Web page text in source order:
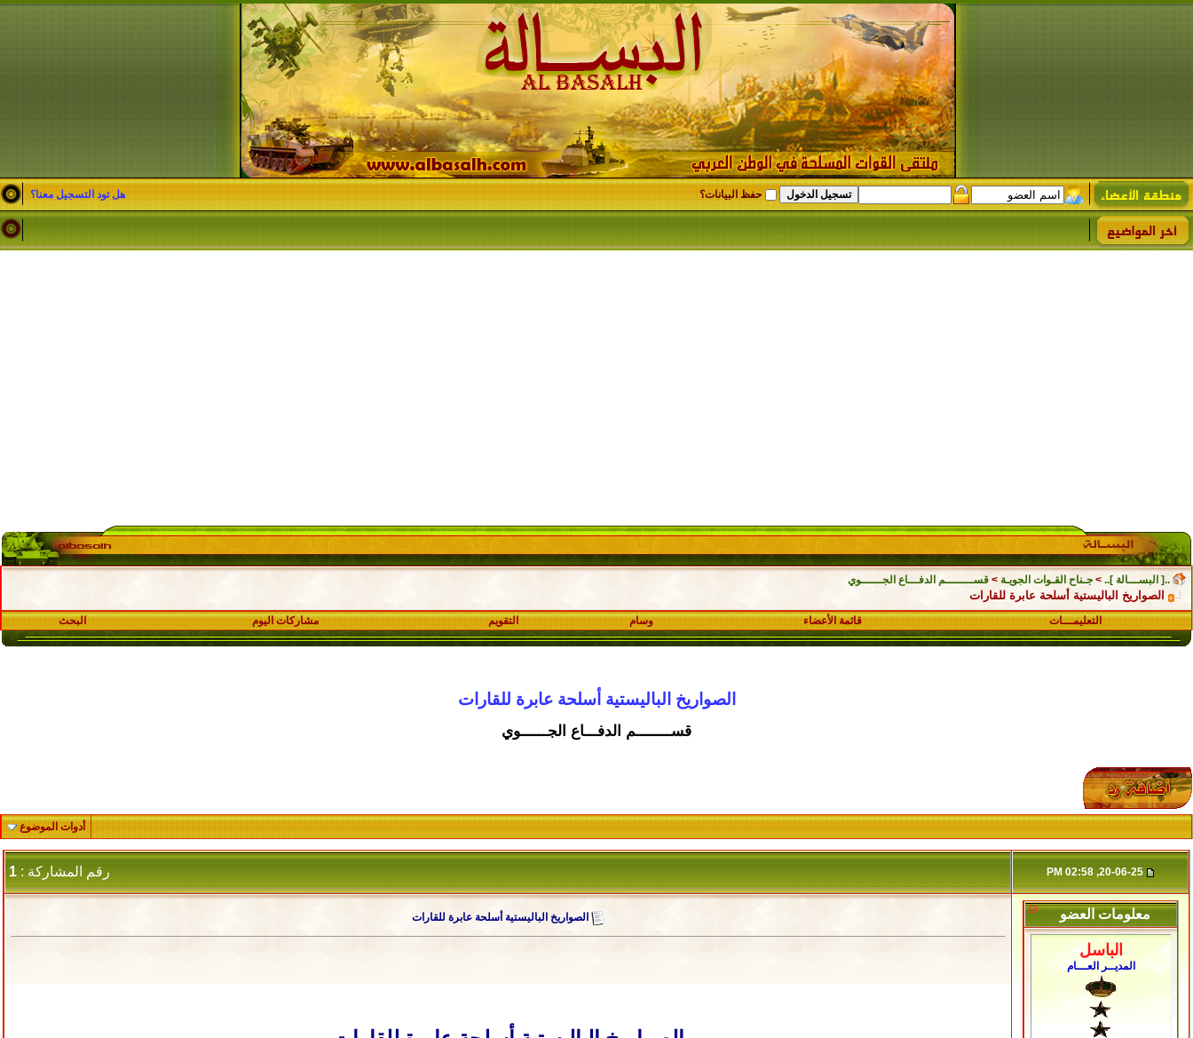
حفظ البيانات؟ هل تود التسجيل معنا؟
..[ البســـالة ].. > جـناح القـوات الجويـة > قســــــــم الدفـــاع الجــــــوي
الصواريخ الباليستية أسلحة عابرة للقارات
التعليمـــات قائمة الأعضاء وسام التقويم مشاركات اليوم البحث
الصواريخ الباليستية أسلحة عابرة للقارات
قســــــــم الدفـــاع الجــــــوي
أدوات الموضوع
20-06-25, 02:58 PM رقم المشاركة : 1
معلومات العضو
الباسل
المديــر العـــام
الصواريخ الباليستية أسلحة عابرة للقارات